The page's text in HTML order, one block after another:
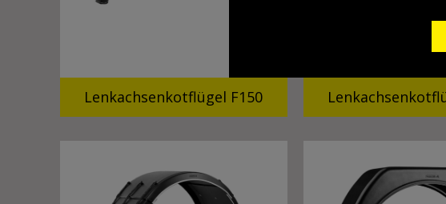
Lenkachsenkotflügel F150